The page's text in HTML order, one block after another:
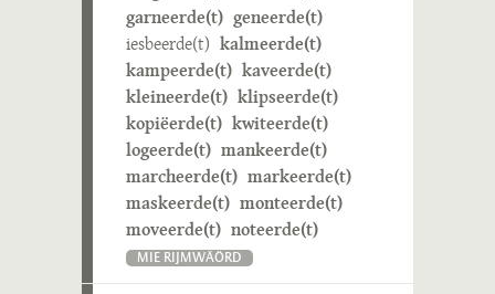
garneerde(t) geneerde(t)
iesbeerde(t) kalmeerde(t)
kampeerde(t) kaveerde(t)
kleineerde(t) klipseerde(t)
kopiëerde(t) kwiteerde(t)
logeerde(t) mankeerde(t)
marcheerde(t) markeerde(t)
maskeerde(t) monteerde(t)
moveerde(t) noteerde(t)
MIE RIJMWÄÖRD